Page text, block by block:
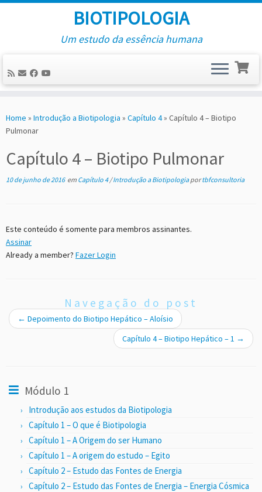
to
content
BIOTIPOLOGIA
Um estudo da essência humana
Home » Introdução a Biotipologia » Capítulo 4» Capítulo 4 – Biotipo
Pulmonar
Capítulo 4 – Biotipo Pulmonar
10 de junho de 2016em Capítulo 4/Introdução a Biotipologiaportbfconsultoria
Este conteúdo é somente para membros assinantes.
Assinar
Already a member? Fazer Login
Navegação do post
← Depoimento do Biotipo Hepático – Aloísio
Capítulo 4 – Biotipo Hepático – 1 →
Módulo 1
Introdução aos estudos da Biotipologia
Capítulo 1 – O que é Biotipologia
Capítulo 1 – A Origem do ser Humano
Capítulo 1 – A origem do estudo – Egito
Capítulo 2 – Estudo das Fontes de Energia
Capítulo 2 – Estudo das Fontes de Energia – Energia Cósmica